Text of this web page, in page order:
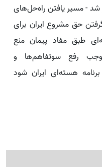
برگزار شد - مسیر یافتن راه‌حل‌های
گرفتن حق مشروع ایران برای
طبق مفاد پیمان منع
رفع سوتفاهم‌ها و
هسته‌ای ایران شود